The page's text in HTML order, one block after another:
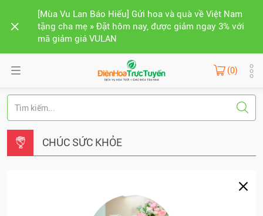
[Mùa Vu Lan Báo Hiếu] Gửi hoa và quà về Việt Nam
tặng cha mẹ » Đặt hôm nay, được giảm ngay 3% với
mã giảm giá VULAN
(0)
CHÚC SỨC KHỎE